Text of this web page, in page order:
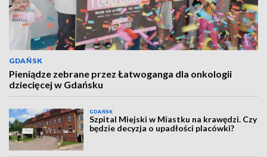
GDAŃSK
Pieniądze zebrane przez Łatwoganga dla onkologii
dziecięcej w Gdańsku
GDAŃSK
Szpital Miejski w Miastku na krawędzi. Czy
będzie decyzja o upadłości placówki?